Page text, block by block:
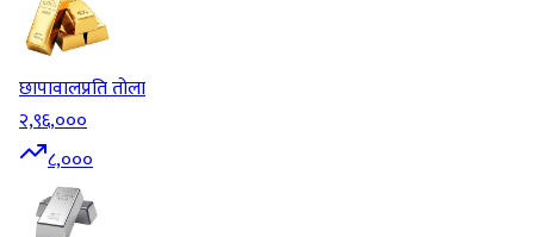
छापावालप्रति तोला
२,९६,०००
८,०००